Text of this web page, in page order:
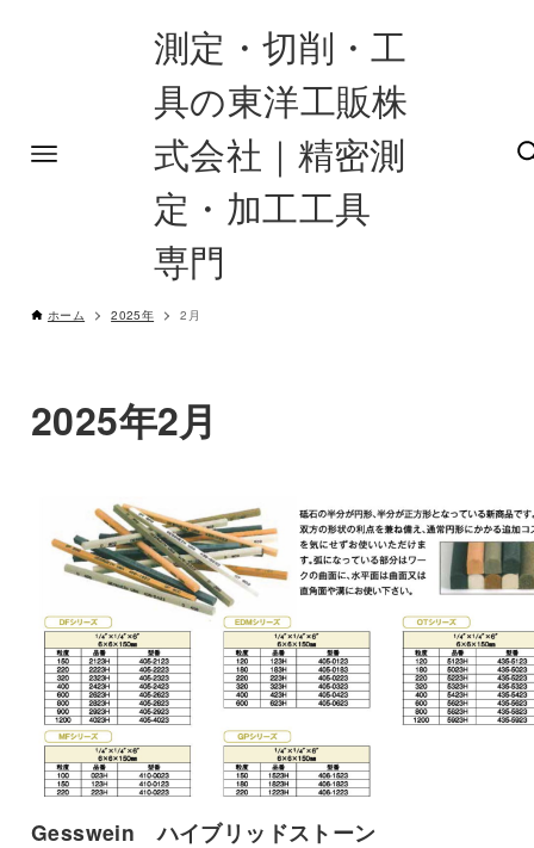
測定・切削・工
具の東洋工販株
式会社｜精密測
定・加工工具
専門
ホーム 2025年 2月
2025年2月
Gesswein ハイブリッドストーン